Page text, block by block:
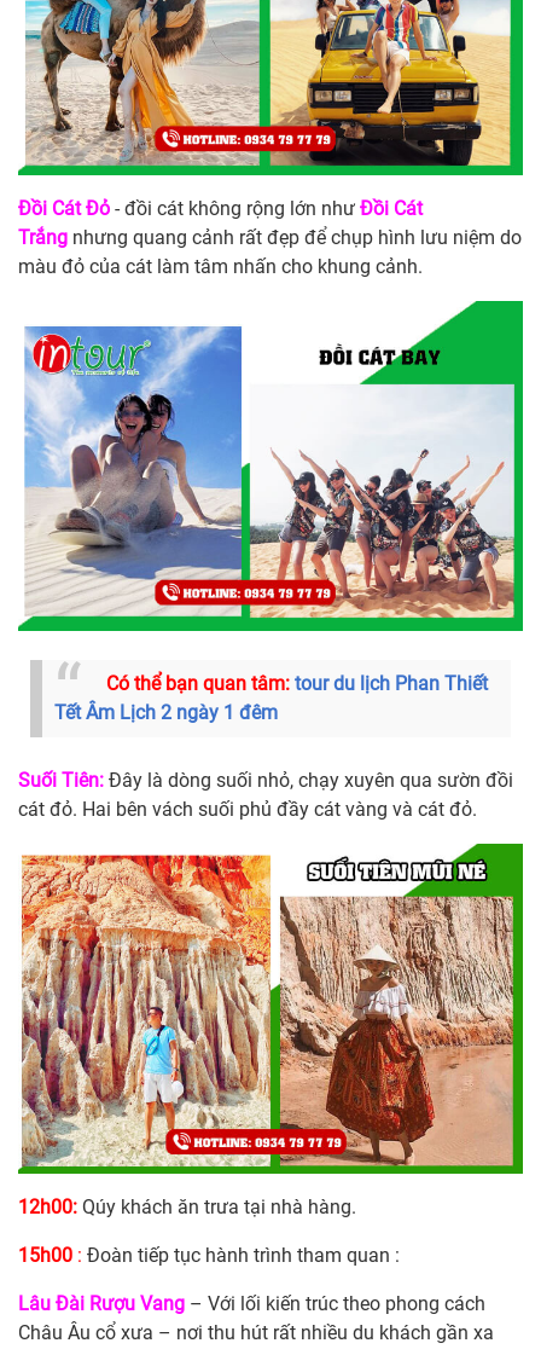
Đồi Cát Đỏ - đồi cát không rộng lớn như Đồi Cát
Trắng nhưng quang cảnh rất đẹp để chụp hình lưu niệm do
màu đỏ của cát làm tâm nhấn cho khung cảnh.
Có thể bạn quan tâm: tour du lịch Phan Thiết
Tết Âm Lịch 2 ngày 1 đêm
Suối Tiên: Đây là dòng suối nhỏ, chạy xuyên qua sườn đồi
cát đỏ. Hai bên vách suối phủ đầy cát vàng và cát đỏ.
12h00: Qúy khách ăn trưa tại nhà hàng.
15h00 : Đoàn tiếp tục hành trình tham quan :
Lâu Đài Rượu Vang – Với lối kiến trúc theo phong cách
Châu Âu cổ xưa – nơi thu hút rất nhiều du khách gần xa